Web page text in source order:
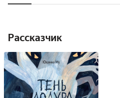
Рассказчик